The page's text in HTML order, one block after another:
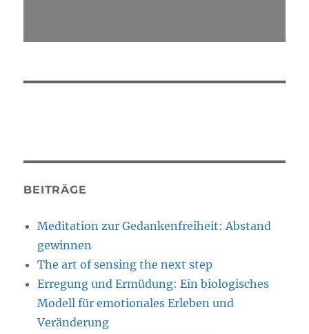
BEITRÄGE
Meditation zur Gedankenfreiheit: Abstand
gewinnen
The art of sensing the next step
Erregung und Ermüdung: Ein biologisches
Modell für emotionales Erleben und
Veränderung